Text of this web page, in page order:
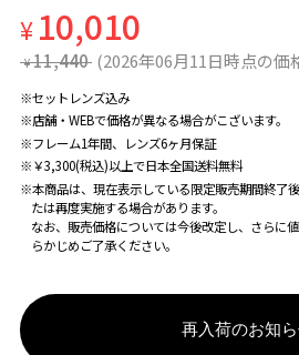
¥10,010
¥ 11,440 (2026年06月11日時点の価
※セットレンズ込み
※店舗・WEBで価格が異なる場合がこざいます。
※フレーム1年間、レンズ6ヶ月保証
※￥3,300(税込)以上で日本全国送料無料
※本商品は、現在表示している限定販売期間終了
たは再度実施する場合があります。
なお、販売価格については今後改定し、さらに
らかじめご了承ください。
再入荷のお知